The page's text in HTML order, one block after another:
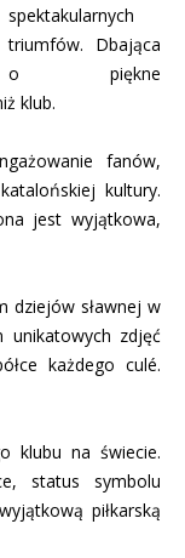
spektakularnych
triumfów. Dbająca
o piękne
klub.
fanów,
kultury.
jest wyjątkowa,
dziejów sławnej w
unikatowych zdjęć
każdego culé.
klubu na świecie.
status symbolu
piłkarską